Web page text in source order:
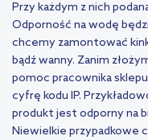
Przy każdym z nich
Odporność na wodę
chcemy zamontować
bądź wanny. Zanim
pomoc pracownika
cyfrę kodu IP.
produkt jest odporny na
Niewielkie przypadkowe